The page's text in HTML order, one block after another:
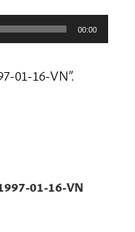
00:00
01-16-VN”.
01-16-VN